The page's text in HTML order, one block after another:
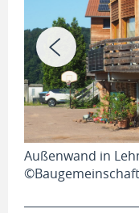
Außenwand in